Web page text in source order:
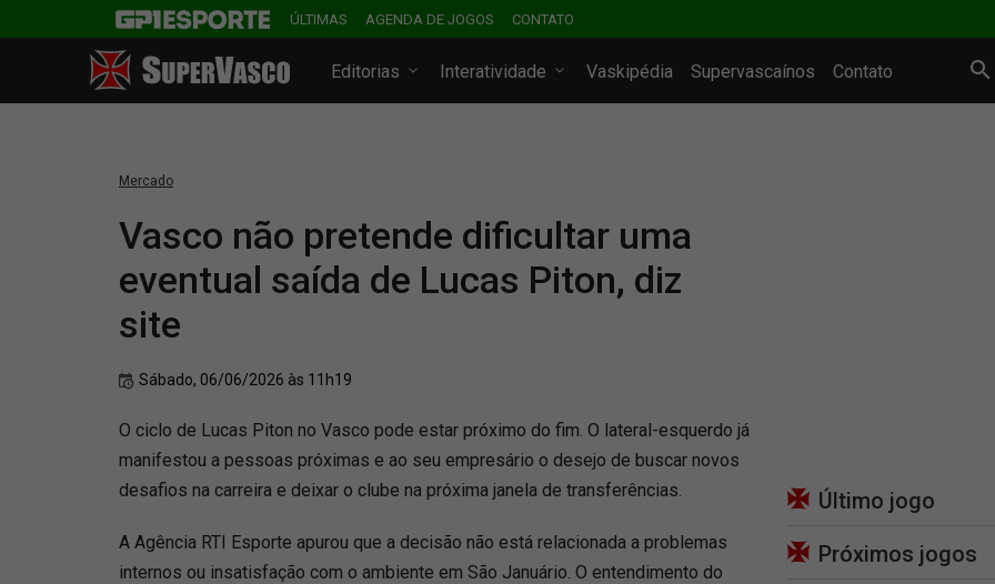
ÚLTIMAS AGENDA DE JOGOS CONTATO
Editorias Interatividade Vaskipédia Supervascaínos Contato
Mercado
Vasco não pretende dificultar uma
eventual saída de Lucas Piton, diz
site
Sábado, 06/06/2026 às 11h19
O ciclo de Lucas Piton no Vasco pode estar próximo do fim. O lateral-esquerdo já
manifestou a pessoas próximas e ao seu empresário o desejo de buscar novos
desafios na carreira e deixar o clube na próxima janela de transferências.
A Agência RTI Esporte apurou que a decisão não está relacionada a problemas
internos ou insatisfação com o ambiente em São Januário. O entendimento do
Último jogo
Próximos jogos